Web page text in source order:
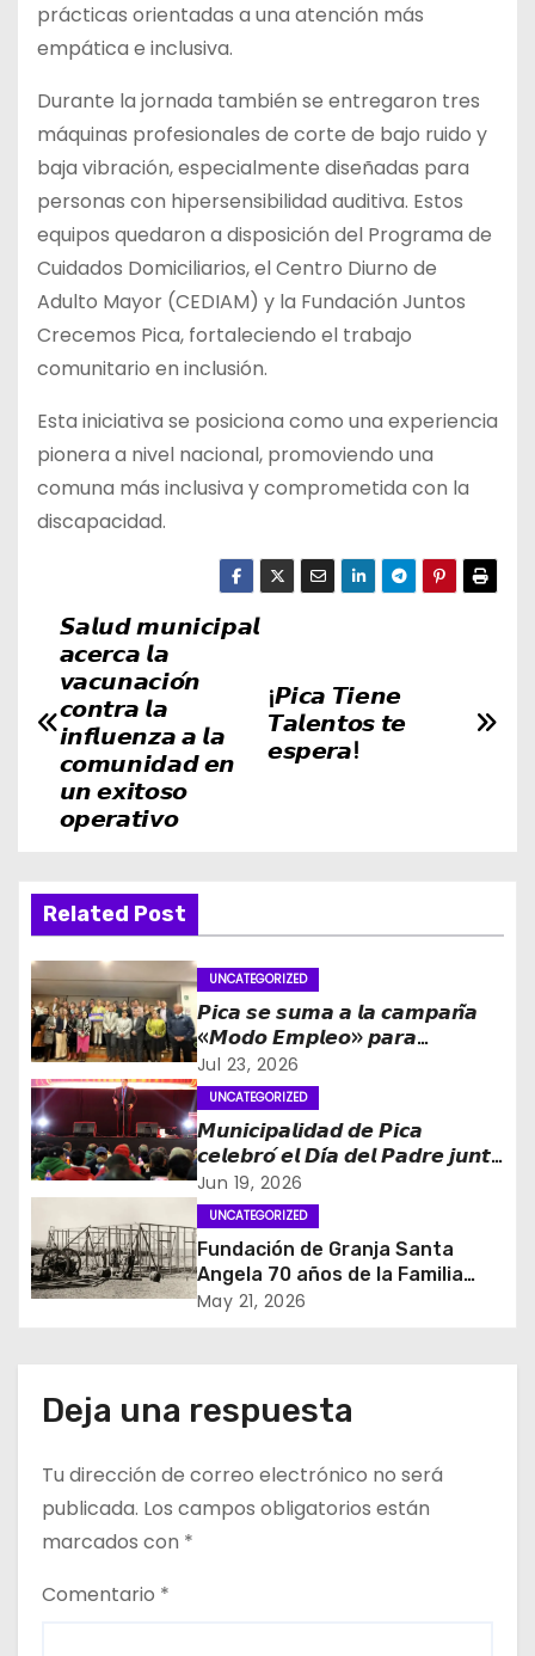
prácticas orientadas a una atención más
empática e inclusiva.
Durante la jornada también se entregaron tres
máquinas profesionales de corte de bajo ruido y
baja vibración, especialmente diseñadas para
personas con hipersensibilidad auditiva. Estos
equipos quedaron a disposición del Programa de
Cuidados Domiciliarios, el Centro Diurno de
Adulto Mayor (CEDIAM) y la Fundación Juntos
Crecemos Pica, fortaleciendo el trabajo
comunitario en inclusión.
Esta iniciativa se posiciona como una experiencia
pionera a nivel nacional, promoviendo una
comuna más inclusiva y comprometida con la
discapacidad.
N
v
a
c
i
ó
n
d
e
e
n
r
d
a
s
¡𝙋𝙞𝙘𝙖 𝙏𝙞𝙚𝙣𝙚
𝙏𝙖𝙡𝙚𝙣𝙩𝙤𝙨 𝙩𝙚
𝙚𝙨𝙥𝙚𝙧𝙖!
𝙎𝙖𝙡𝙪𝙙 𝙢𝙪𝙣𝙞𝙘𝙞𝙥𝙖𝙡
𝙖𝙘𝙚𝙧𝙘𝙖 𝙡𝙖
𝙫𝙖𝙘𝙪𝙣𝙖𝙘𝙞𝙤́𝙣
𝙘𝙤𝙣𝙩𝙧𝙖 𝙡𝙖
𝙞𝙣𝙛𝙡𝙪𝙚𝙣𝙯𝙖 𝙖 𝙡𝙖
𝙘𝙤𝙢𝙪𝙣𝙞𝙙𝙖𝙙 𝙚𝙣
𝙪𝙣 𝙚𝙭𝙞𝙩𝙤𝙨𝙤
𝙤𝙥𝙚𝙧𝙖𝙩𝙞𝙫𝙤
Related Post
UNCATEGORIZED
𝙋𝙞𝙘𝙖 𝙨𝙚 𝙨𝙪𝙢𝙖 𝙖 𝙡𝙖 𝙘𝙖𝙢𝙥𝙖𝙣̃𝙖
«𝙈𝙤𝙙𝙤 𝙀𝙢𝙥𝙡𝙚𝙤» 𝙥𝙖𝙧𝙖
𝙛𝙤𝙧𝙩𝙖𝙡𝙚𝙘𝙚𝙧 𝙡𝙖 𝙜𝙚𝙣𝙚𝙧𝙖𝙘𝙞𝙤́𝙣 𝙙𝙚
𝙤𝙥𝙤𝙧𝙩𝙪𝙣𝙞𝙙𝙖𝙙𝙚𝙨 𝙡𝙖𝙗𝙤𝙧𝙖𝙡𝙚𝙨 𝙚𝙣
𝙏𝙖𝙧𝙖𝙥𝙖𝙘𝙖́
Jul 23, 2026
UNCATEGORIZED
𝙈𝙪𝙣𝙞𝙘𝙞𝙥𝙖𝙡𝙞𝙙𝙖𝙙 𝙙𝙚 𝙋𝙞𝙘𝙖
𝙘𝙚𝙡𝙚𝙗𝙧𝙤́ 𝙚𝙡 𝘿𝙞́𝙖 𝙙𝙚𝙡 𝙋𝙖𝙙𝙧𝙚 𝙟𝙪𝙣𝙩𝙤
𝙖 𝙘𝙞𝙚𝙣𝙩𝙤𝙨 𝙙𝙚 𝙫𝙚𝙘𝙞𝙣𝙤𝙨
Jun 19, 2026
UNCATEGORIZED
Fundación de Granja Santa
Angela 70 años de la Familia
Napoli en el Oasis de Pica
May 21, 2026
Deja una respuesta
Tu dirección de correo electrónico no será
publicada. Los campos obligatorios están
marcados con *
Comentario *